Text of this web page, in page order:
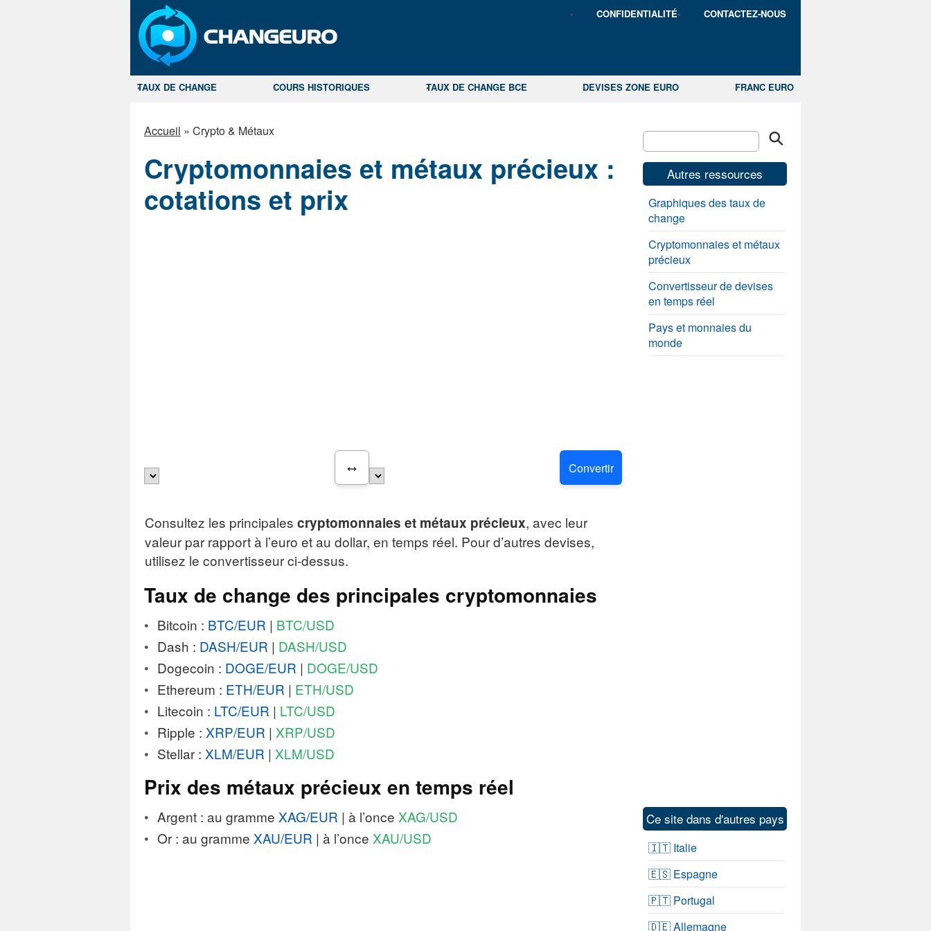
CONFIDENTIALITÉ CONTACTEZ-NOUS
TAUX DE CHANGE COURS HISTORIQUES TAUX DE CHANGE BCE DEVISES ZONE EURO FRANC EURO
Accueil » Crypto & Métaux
Cryptomonnaies et métaux précieux :
cotations et prix
Convertir
Consultez les principales cryptomonnaies et métaux précieux, avec leur
valeur par rapport à l’euro et au dollar, en temps réel. Pour d’autres devises,
utilisez le convertisseur ci-dessus.
Taux de change des principales cryptomonnaies
Bitcoin : BTC/EUR | BTC/USD
Dash : DASH/EUR | DASH/USD
Dogecoin : DOGE/EUR | DOGE/USD
Ethereum : ETH/EUR | ETH/USD
Litecoin : LTC/EUR | LTC/USD
Ripple : XRP/EUR | XRP/USD
Stellar : XLM/EUR | XLM/USD
Prix des métaux précieux en temps réel
Argent : au gramme XAG/EUR | à l’once XAG/USD
Or : au gramme XAU/EUR | à l’once XAU/USD
Autres ressources
Graphiques des taux de
change
Cryptomonnaies et métaux
précieux
Convertisseur de devises
en temps réel
Pays et monnaies du
monde
Ce site dans d'autres pays
🇮🇹 Italie
🇪🇸 Espagne
🇵🇹 Portugal
🇩🇪 Allemagne